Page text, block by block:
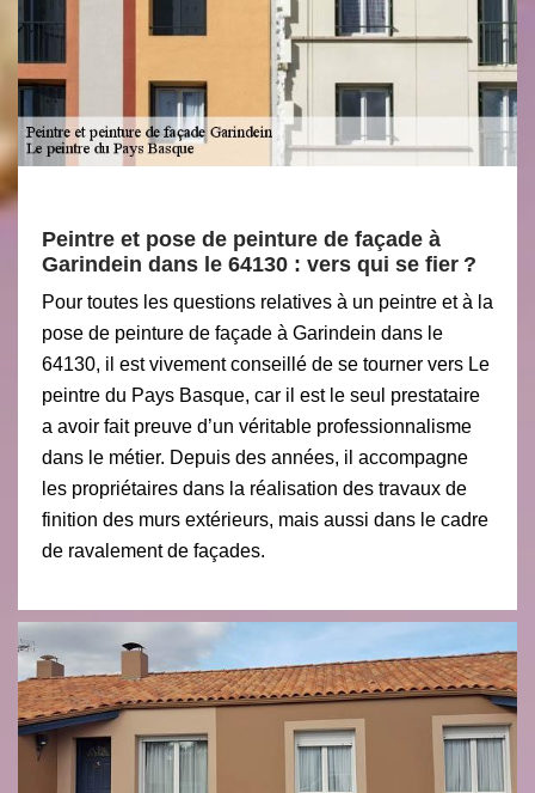
Peintre et pose de peinture de façade à
Garindein dans le 64130 : vers qui se fier ?
Pour toutes les questions relatives à un peintre et à la
pose de peinture de façade à Garindein dans le
64130, il est vivement conseillé de se tourner vers Le
peintre du Pays Basque, car il est le seul prestataire
a avoir fait preuve d’un véritable professionnalisme
dans le métier. Depuis des années, il accompagne
les propriétaires dans la réalisation des travaux de
finition des murs extérieurs, mais aussi dans le cadre
de ravalement de façades.